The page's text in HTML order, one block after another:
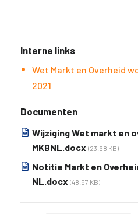
Interne links
Wet Markt en Overheid
2021
Documenten
Wijziging Wet markt en
MKBNL.docx (23.68 KB)
Notitie Markt en Overheid
NL.docx (48.97 KB)